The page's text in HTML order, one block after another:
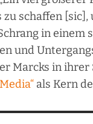
zu schaffen
in einem
und
Marcks in ihrer
als Kern